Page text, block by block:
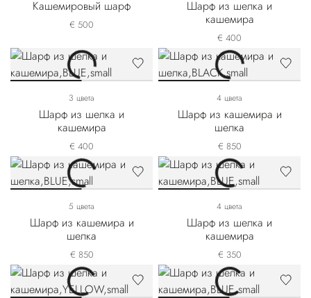
Кашемировый шарф
€ 500
Шарф из шелка и
кашемира
€ 400
3 цвета
Шарф из шелка и
кашемира
€ 400
4 цвета
Шарф из кашемира и
шелка
€ 850
5 цвета
Шарф из кашемира и
шелка
€ 850
4 цвета
Шарф из шелка и
кашемира
€ 350